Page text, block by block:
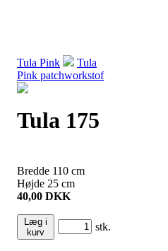
Tula Pink
Tula
Pink patchworkstof
Tula 175
Bredde 110 cm
Højde 25 cm
40,00 DKK
Læg i
kurv
stk.